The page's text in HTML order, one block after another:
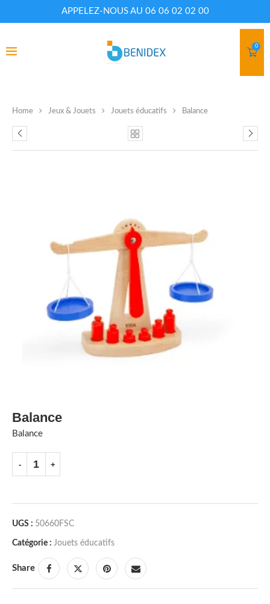
APPELEZ-NOUS AU 06 06 02 02 00
0
Home Jeux & Jouets Jouets éducatifs Balance
Balance
Balance
UGS : 50660FSC
Catégorie : Jouets éducatifs
Share